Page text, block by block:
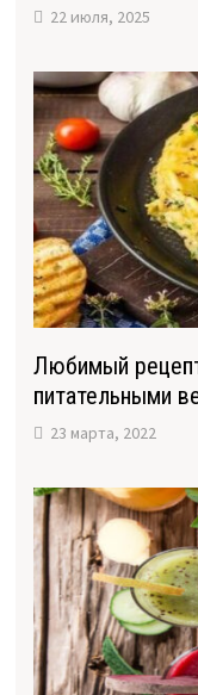
22 июля, 2025
Любимый
питательными
23 марта, 2022